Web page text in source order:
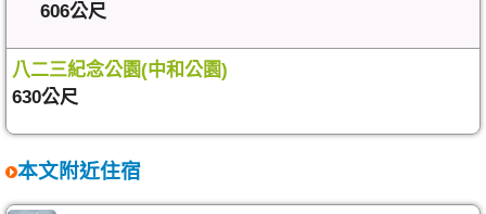
606公尺
八二三紀念公園(中和公園)
630公尺
本文附近住宿